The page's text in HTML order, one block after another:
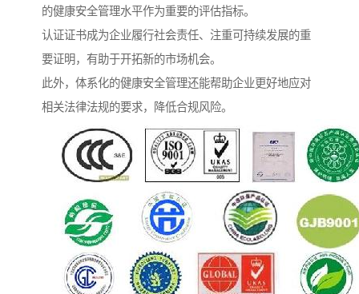
的健康安全管理水平作为重要的评估指标。
认证证书成为企业履行社会责任、注重可持续发展的重
要证明，有助于开拓新的市场机会。
此外，体系化的健康安全管理还能帮助企业更好地应对
相关法律法规的要求，降低合规风险。